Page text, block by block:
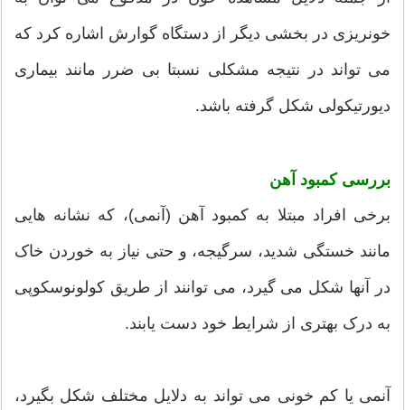
خونریزی در بخشی دیگر از دستگاه گوارش اشاره کرد که
می تواند در نتیجه مشکلی نسبتا بی ضرر مانند بیماری
دیورتیکولی شکل گرفته باشد.
بررسی کمبود آهن
برخی افراد مبتلا به کمبود آهن (آنمی)، که نشانه هایی
مانند خستگی شدید، سرگیجه، و حتی نیاز به خوردن خاک
در آنها شکل می گیرد، می توانند از طریق کولونوسکوپی
به درک بهتری از شرایط خود دست یابند.
آنمی یا کم خونی می تواند به دلایل مختلف شکل بگیرد،